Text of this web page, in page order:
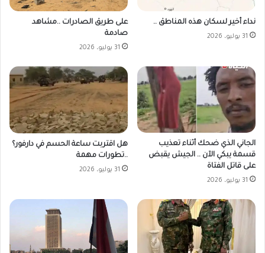
نداء أخير لسكان هذه المناطق ..
31 يوليو، 2026
على طريق الصادرات ..مشاهد
صادمة
31 يوليو، 2026
الجاني الذي ضحك أثناء تعذيب
قسمة يبكي الآن .. الجيش يقبض
على قاتل الفتاة
31 يوليو، 2026
هل اقتربت ساعة الحسم في دارفور؟
..تطورات مهمة
31 يوليو، 2026